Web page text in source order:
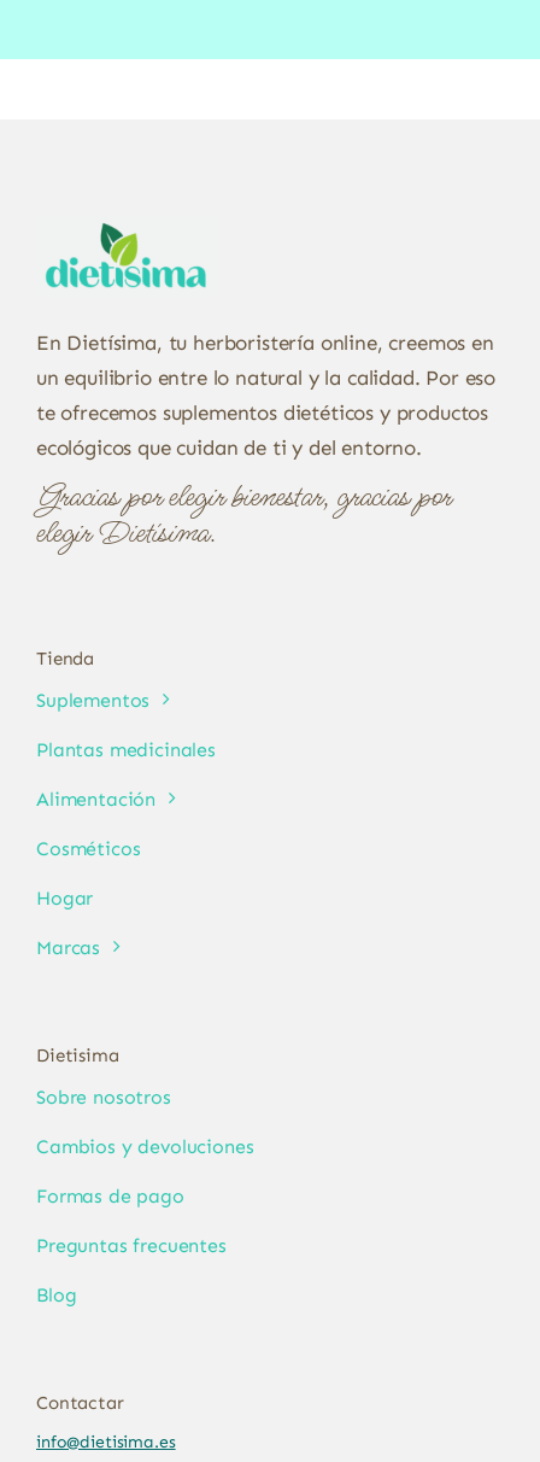
En Dietísima, tu herboristería online, creemos en
un equilibrio entre lo natural y la calidad. Por eso
te ofrecemos suplementos dietéticos y productos
ecológicos que cuidan de ti y del entorno.
Gracias por elegir bienestar, gracias por
elegir Dietísima.
Tienda
Suplementos
Plantas medicinales
Alimentación
Cosméticos
Hogar
Marcas
Dietisima
Sobre nosotros
Cambios y devoluciones
Formas de pago
Preguntas frecuentes
Blog
Contactar
info@dietisima.es